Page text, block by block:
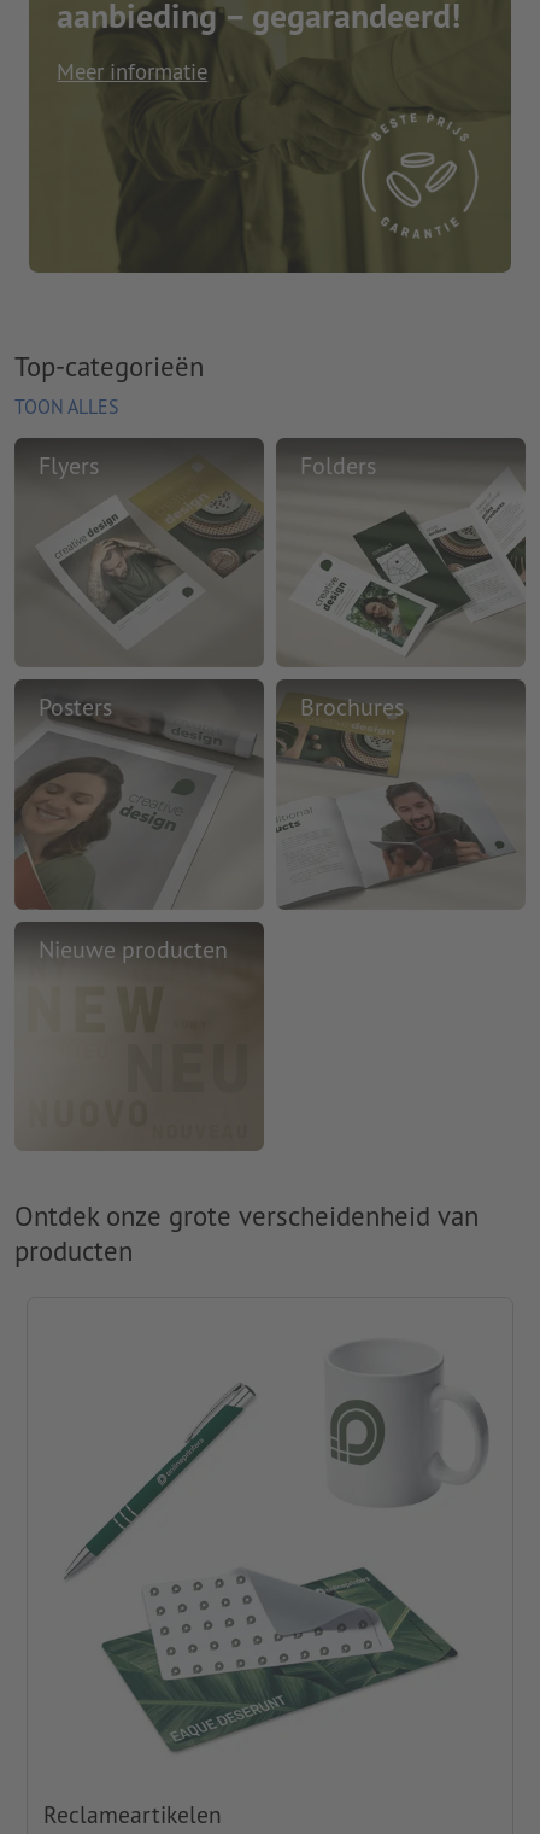
aanbieding – gegarandeerd!
Meer informatie
Top-categorieën
TOON ALLES
Flyers Folders
Posters Brochures
Nieuwe producten
Ontdek onze grote verscheidenheid van
producten
Reclameartikelen